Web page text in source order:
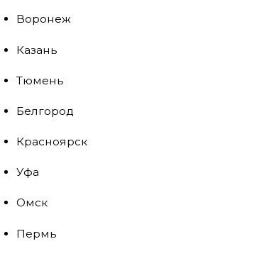
Воронеж
Казань
Тюмень
Белгород
Красноярск
Уфа
Омск
Пермь